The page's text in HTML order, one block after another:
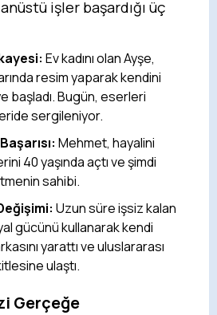
işler başardığı üç
Ev kadını olan Ayşe,
resim yaparak kendini
başladı. Bugün, eserleri
sergileniyor.
Mehmet, hayalini
40 yaşında açtı ve şimdi
sahibi.
Uzun süre işsiz kalan
gücünü kullanarak kendi
yarattı ve uluslararası
ulaştı.
Gerçeğe